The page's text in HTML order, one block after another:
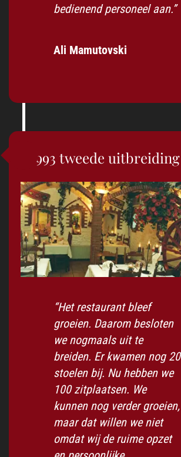
bedienend personeel aan.”
Ali Mamutovski
1993 tweede uitbreiding
“Het restaurant bleef
groeien. Daarom besloten
we nogmaals uit te
breiden. Er kwamen nog 20
stoelen bij. Nu hebben we
100 zitplaatsen. We
kunnen nog verder groeien,
maar dat willen we niet
omdat wij de ruime opzet